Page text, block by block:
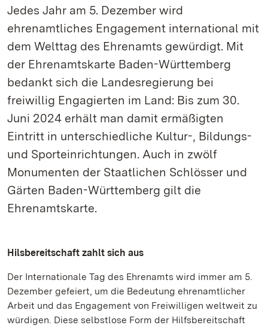
Jedes Jahr am 5. Dezember wird
ehrenamtliches Engagement international mit
dem Welttag des Ehrenamts gewürdigt. Mit
der Ehrenamtskarte Baden-Württemberg
bedankt sich die Landesregierung bei
freiwillig Engagierten im Land: Bis zum 30.
Juni 2024 erhält man damit ermäßigten
Eintritt in unterschiedliche Kultur-, Bildungs-
und Sporteinrichtungen. Auch in zwölf
Monumenten der Staatlichen Schlösser und
Gärten Baden-Württemberg gilt die
Ehrenamtskarte.
Hilsbereitschaft zahlt sich aus
Der Internationale Tag des Ehrenamts wird immer am 5.
Dezember gefeiert, um die Bedeutung ehrenamtlicher
Arbeit und das Engagement von Freiwilligen weltweit zu
würdigen. Diese selbstlose Form der Hilfsbereitschaft